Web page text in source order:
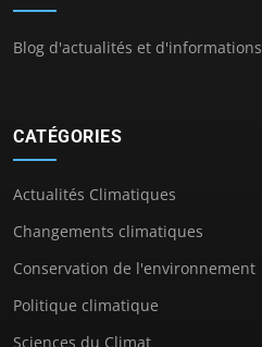
Blog d'actualités et d'informations
CATÉGORIES
Actualités Climatiques
Changements climatiques
Conservation de l'environnement
Politique climatique
Sciences du Climat